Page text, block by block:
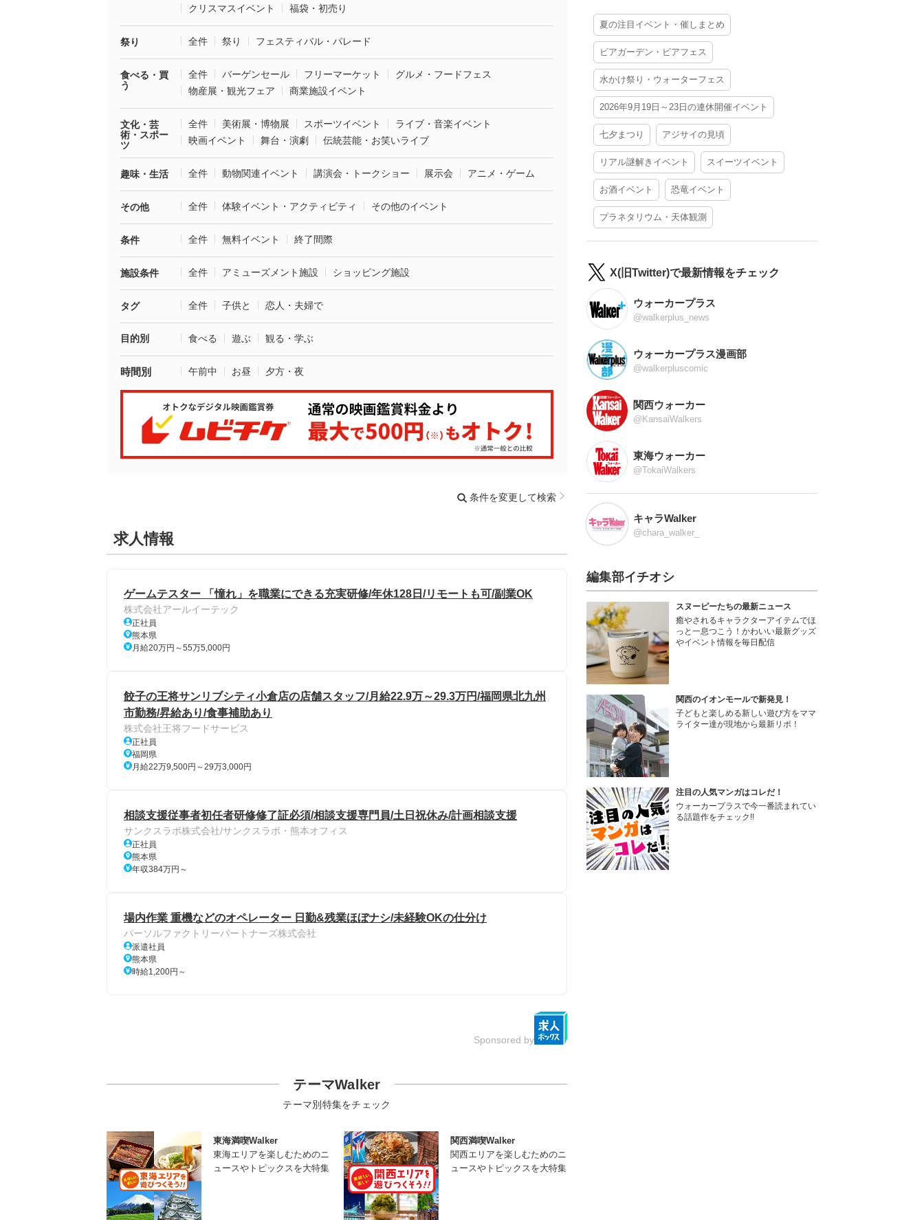
クリスマスイベント
福袋・初売り
祭り 全件 祭り フェスティバル・パレード
食べる・買
う
全件 バーゲンセール フリーマーケット
グルメ・フードフェス
物産展・観光フェア
商業施設イベント
文化・芸
術・スポー
ツ
全件 美術展・博物展 スポーツイベント
ライブ・音楽イベント
映画イベント
舞台・演劇 伝統芸能・お笑いライブ
趣味・生活 全件 動物関連イベント 講演会・トークショー 展示会 アニメ・ゲーム
その他 全件 体験イベント・アクティビティ その他のイベント
条件 全件 無料イベント 終了間際
施設条件 全件 アミューズメント施設 ショッピング施設
タグ 全件 子供と 恋人・夫婦で
目的別 食べる 遊ぶ 観る・学ぶ
時間別 午前中 お昼 夕方・夜
条件を変更して検索
求人情報
ゲームテスター 「憧れ」を職業にできる充実研修/年休128日/リモートも可/副業OK
株式会社アールイーテック
正社員
熊本県
月給20万円～55万5,000円
餃子の王将サンリブシティ小倉店の店舗スタッフ/月給22.9万～29.3万円/福岡県北九州
市勤務/昇給あり/食事補助あり
株式会社王将フードサービス
正社員
福岡県
月給22万9,500円～29万3,000円
相談支援従事者初任者研修修了証必須/相談支援専門員/土日祝休み/計画相談支援
サンクスラボ株式会社/サンクスラボ・熊本オフィス
正社員
熊本県
年収384万円～
場内作業 重機などのオペレーター 日勤&残業ほぼナシ/未経験OKの仕分け
パーソルファクトリーパートナーズ株式会社
派遣社員
熊本県
時給1,200円～
Sponsored by
テーマWalker
テーマ別特集をチェック
東海満喫Walker
東海エリアを楽しむためのニ
ュースやトピックスを大特集
関西満喫Walker
関西エリアを楽しむためのニ
ュースやトピックスを大特集
夏の注目イベント・催しまとめ
ビアガーデン・ビアフェス
水かけ祭り・ウォーターフェス
2026年9月19日～23日の連休開催イベント
七夕まつり アジサイの見頃
リアル謎解きイベント スイーツイベント
お酒イベント 恐竜イベント
プラネタリウム・天体観測
X(旧Twitter)で最新情報をチェック
ウォーカープラス
@walkerplus_news
ウォーカープラス漫画部
@walkerpluscomic
関西ウォーカー
@KansaiWalkers
東海ウォーカー
@TokaiWalkers
キャラWalker
@chara_walker_
編集部イチオシ
スヌーピーたちの最新ニュース
癒やされるキャラクターアイテムでほ
っと一息つこう！かわいい最新グッズ
やイベント情報を毎日配信
関西のイオンモールで新発見！
子どもと楽しめる新しい遊び方をママ
ライター達が現地から最新リポ！
注目の人気マンガはコレだ！
ウォーカープラスで今一番読まれてい
る話題作をチェック!!